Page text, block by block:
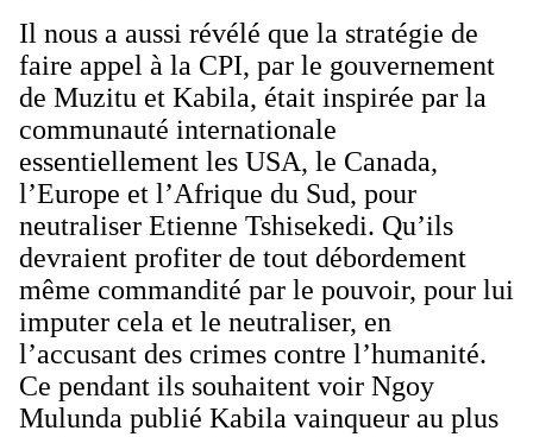
Il nous a aussi révélé que la stratégie de
faire appel à la CPI, par le gouvernement
de Muzitu et Kabila, était inspirée par la
communauté internationale
essentiellement les USA, le Canada,
l’Europe et l’Afrique du Sud, pour
neutraliser Etienne Tshisekedi. Qu’ils
devraient profiter de tout débordement
même commandité par le pouvoir, pour lui
imputer cela et le neutraliser, en
l’accusant des crimes contre l’humanité.
Ce pendant ils souhaitent voir Ngoy
Mulunda publié Kabila vainqueur au plus